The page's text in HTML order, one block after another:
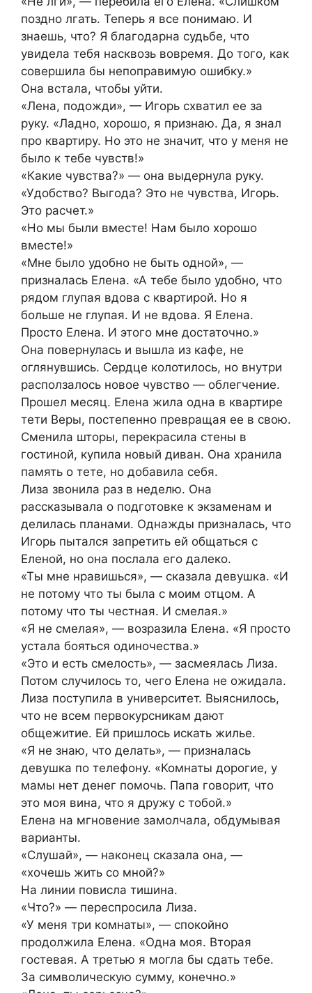
поздно лгать. Теперь я все понимаю. И
знаешь, что? Я благодарна судьбе, что
увидела тебя насквозь вовремя. До того, как
совершила бы непоправимую ошибку.»
Она встала, чтобы уйти.
«Лена, подожди», — Игорь схватил ее за
руку. «Ладно, хорошо, я признаю. Да, я знал
про квартиру. Но это не значит, что у меня не
было к тебе чувств!»
«Какие чувства?» — она выдернула руку.
«Удобство? Выгода? Это не чувства, Игорь.
Это расчет.»
«Но мы были вместе! Нам было хорошо
вместе!»
«Мне было удобно не быть одной», —
призналась Елена. «А тебе было удобно, что
рядом глупая вдова с квартирой. Но я
больше не глупая. И не вдова. Я Елена.
Просто Елена. И этого мне достаточно.»
Она повернулась и вышла из кафе, не
оглянувшись. Сердце колотилось, но внутри
расползалось новое чувство — облегчение.
Прошел месяц. Елена жила одна в квартире
тети Веры, постепенно превращая ее в свою.
Сменила шторы, перекрасила стены в
гостиной, купила новый диван. Она хранила
память о тете, но добавила себя.
Лиза звонила раз в неделю. Она
рассказывала о подготовке к экзаменам и
делилась планами. Однажды призналась, что
Игорь пытался запретить ей общаться с
Еленой, но она послала его далеко.
«Ты мне нравишься», — сказала девушка. «И
не потому что ты была с моим отцом. А
потому что ты честная. И смелая.»
«Я не смелая», — возразила Елена. «Я просто
устала бояться одиночества.»
«Это и есть смелость», — засмеялась Лиза.
Потом случилось то, чего Елена не ожидала.
Лиза поступила в университет. Выяснилось,
что не всем первокурсникам дают
общежитие. Ей пришлось искать жилье.
«Я не знаю, что делать», — призналась
девушка по телефону. «Комнаты дорогие, у
мамы нет денег помочь. Папа говорит, что
это моя вина, что я дружу с тобой.»
Елена на мгновение замолчала, обдумывая
варианты.
«Слушай», — наконец сказала она, —
«хочешь жить со мной?»
На линии повисла тишина.
«Что?» — переспросила Лиза.
«У меня три комнаты», — спокойно
продолжила Елена. «Одна моя. Вторая
гостевая. А третью я могла бы сдать тебе.
За символическую сумму, конечно.»